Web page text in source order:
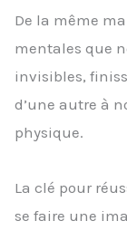
De la même
mentales que
invisibles,
d’une autre à
physique.
La clé pour
se faire une